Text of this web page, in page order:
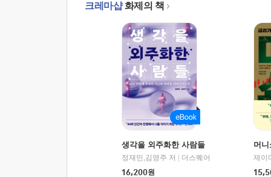
크레마샵화제의 책
생각을 외주화한 사람들
정재민,김영주 저
더스퀘어
16,200원
머